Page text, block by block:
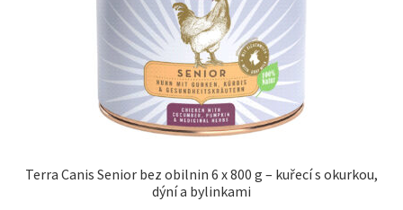
Terra Canis Senior bez obilnin 6 x 800 g – kuřecí s okurkou,
dýní a bylinkami